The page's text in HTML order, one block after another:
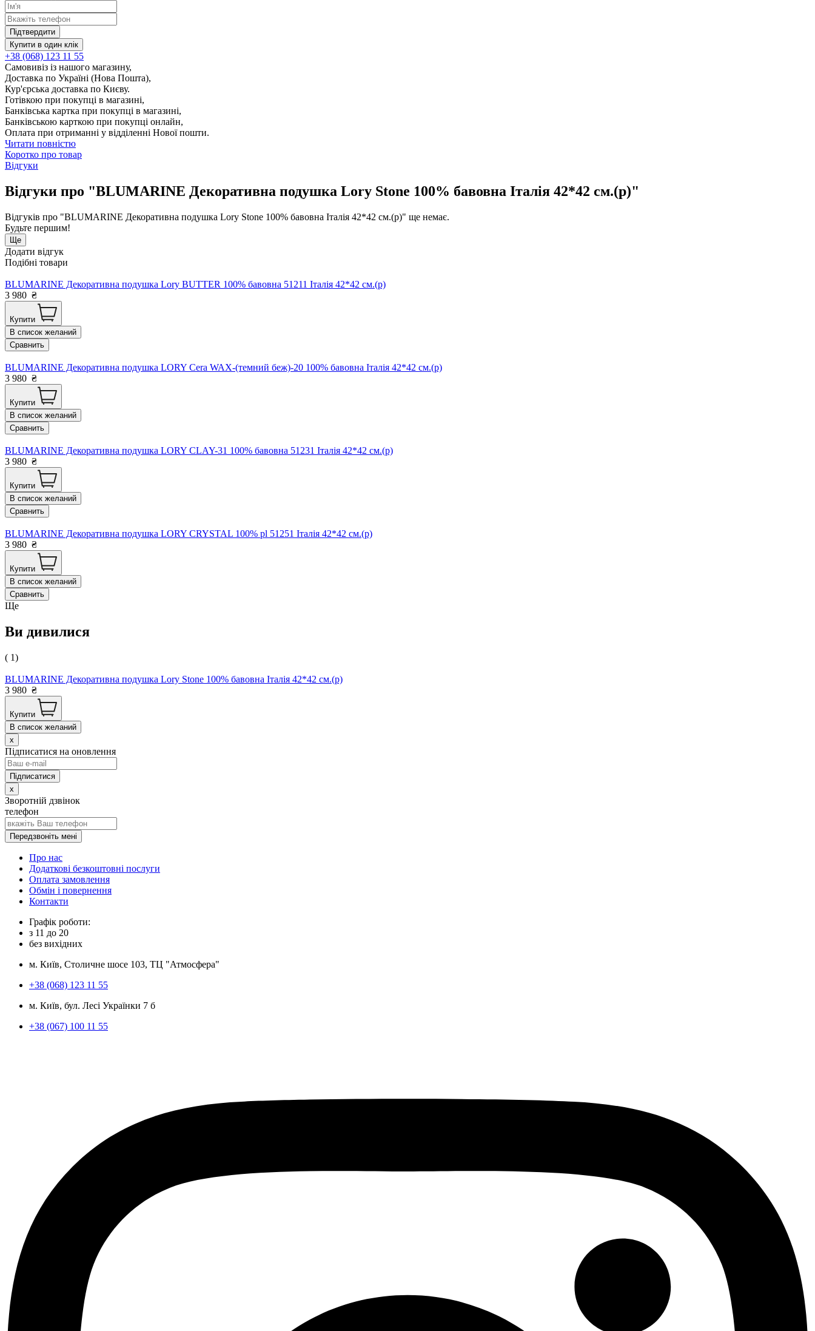
Підтвердити
Купити в один клік
+38 (068) 123 11 55
Самовивіз із нашого магазину,
Доставка по Україні (Нова Пошта),
Кур'єрська доставка по Києву.
Готівкою при покупці в магазині,
Банківська картка при покупці в магазині,
Банківською карткою при покупці онлайн,
Оплата при отриманні у відділенні Нової пошти.
Читати повністю
Коротко про товар
Відгуки
Відгуки про "BLUMARINE Декоративна подушка Lory Stone 100% бавовна Італія 42*42 см.(р)"
Відгуків про "BLUMARINE Декоративна подушка Lory Stone 100% бавовна Італія 42*42 см.(р)" ще немає.
Будьте першим!
Ще
Додати відгук
Подібні товари
BLUMARINE Декоративна подушка Lory BUTTER 100% бавовна 51211 Італія 42*42 см.(р)
3 980 ₴
Купити
В список желаний
Сравнить
BLUMARINE Декоративна подушка LORY Cera WAX-(темний беж)-20 100% бавовна Італія 42*42 см.(р)
3 980 ₴
Купити
В список желаний
Сравнить
BLUMARINE Декоративна подушка LORY CLAY-31 100% бавовна 51231 Італія 42*42 см.(р)
3 980 ₴
Купити
В список желаний
Сравнить
BLUMARINE Декоративна подушка LORY CRYSTAL 100% pl 51251 Італія 42*42 см.(р)
3 980 ₴
Купити
В список желаний
Сравнить
Ще
Ви дивилися
( 1)
BLUMARINE Декоративна подушка Lory Stone 100% бавовна Італія 42*42 см.(р)
3 980 ₴
Купити
В список желаний
x
Підписатися на оновлення
x
Зворотній дзвінок
телефон
Передзвоніть мені
Про нас
Додаткові безкоштовні послуги
Оплата замовлення
Обмін і повернення
Контакти
Графік роботи:
з 11 до 20
без вихідних
м. Київ, Столичне шосе 103, ТЦ "Атмосфера"
+38 (068) 123 11 55
м. Київ, бул. Лесі Українки 7 б
+38 (067) 100 11 55